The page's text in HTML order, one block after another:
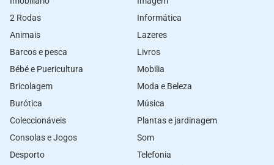
2 Rodas
Animais
Barcos e pesca
Bébé e Puericultura
Bricolagem
Burótica
Coleccionáveis
Consolas e Jogos
Desporto
Informática
Lazeres
Livros
Mobilia
Moda e Beleza
Música
Plantas e jardinagem
Som
Telefonia